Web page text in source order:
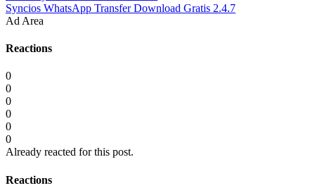
Syncios WhatsApp Transfer Download Gratis 2.4.7
Ad Area
Reactions
0
0
0
0
0
0
Already reacted for this post.
Reactions